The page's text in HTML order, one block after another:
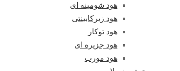
هود شومینه ای
هود زیرکابینتی
هود توکار
هود جزیره ای
هود مورب